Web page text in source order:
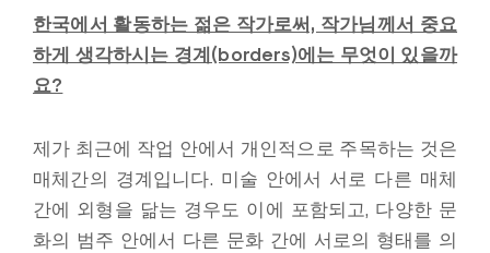
한국에서 활동하는 젊은 작가로써, 작가님께서 중요
하게 생각하시는 경계(borders)에는 무엇이 있을까
요?
제가 최근에 작업 안에서 개인적으로 주목하는 것은
매체간의 경계입니다. 미술 안에서 서로 다른 매체
간에 외형을 닮는 경우도 이에 포함되고, 다양한 문
화의 범주 안에서 다른 문화 간에 서로의 형태를 의